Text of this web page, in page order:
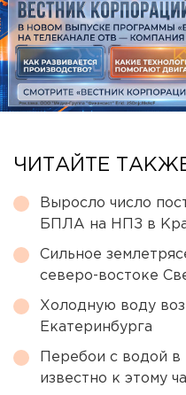
ЧИТАЙТЕ
Выросло число
БПЛА на НПЗ в
Сильное
северо-востоке
Холодную воду
Екатеринбурга
Перебои с водой в
известно к этому